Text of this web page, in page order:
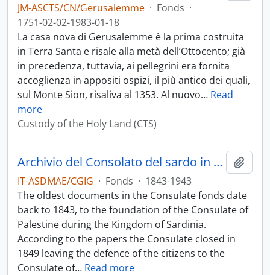
JM-ASCTS/CN/Gerusalemme · Fonds ·
1751-02-02-1983-01-18
La casa nova di Gerusalemme è la prima costruita
in Terra Santa e risale alla metà dell’Ottocento; già
in precedenza, tuttavia, ai pellegrini era fornita
accoglienza in appositi ospizi, il più antico dei quali,
sul Monte Sion, risaliva al 1353. Al nuovo… Read
more
Custody of the Holy Land (CTS)
Archivio del Consolato del sardo in Palestina (1843-1849) poi Consolato d’Italia in Palestina poi Consolato generale d’Italia a Gerusalemme (1872-1943)
IT-ASDMAE/CGIG · Fonds · 1843-1943
The oldest documents in the Consulate fonds date
back to 1843, to the foundation of the Consulate of
Palestine during the Kingdom of Sardinia.
According to the papers the Consulate closed in
1849 leaving the defence of the citizens to the
Consulate of… Read more